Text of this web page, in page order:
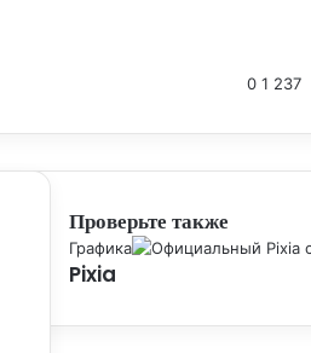
0 1 237
Проверьте также
Закрыть
Графика
Pixia